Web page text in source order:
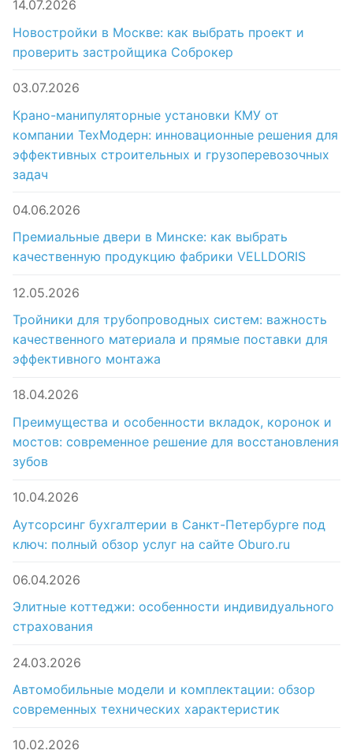
14.07.2026
Новостройки в Москве: как выбрать проект и
проверить застройщика Соброкер
03.07.2026
Крано-манипуляторные установки КМУ от
компании ТехМодерн: инновационные решения для
эффективных строительных и грузоперевозочных
задач
04.06.2026
Премиальные двери в Минске: как выбрать
качественную продукцию фабрики VELLDORIS
12.05.2026
Тройники для трубопроводных систем: важность
качественного материала и прямые поставки для
эффективного монтажа
18.04.2026
Преимущества и особенности вкладок, коронок и
мостов: современное решение для восстановления
зубов
10.04.2026
Аутсорсинг бухгалтерии в Санкт-Петербурге под
ключ: полный обзор услуг на сайте Oburo.ru
06.04.2026
Элитные коттеджи: особенности индивидуального
страхования
24.03.2026
Автомобильные модели и комплектации: обзор
современных технических характеристик
10.02.2026